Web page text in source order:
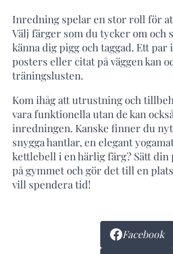
Inredning spelar en stor roll för
Välj färger som du tycker om och
känna dig pigg och taggad. Ett
posters eller citat på väggen kan
träningslusten.
Kom ihåg att utrustning och
vara funktionella utan de kan
inredningen. Kanske finner du
snygga hantlar, en elegant
kettlebell i en härlig färg? Sätt din
på gymmet och gör det till en
vill spendera tid!
Facebook